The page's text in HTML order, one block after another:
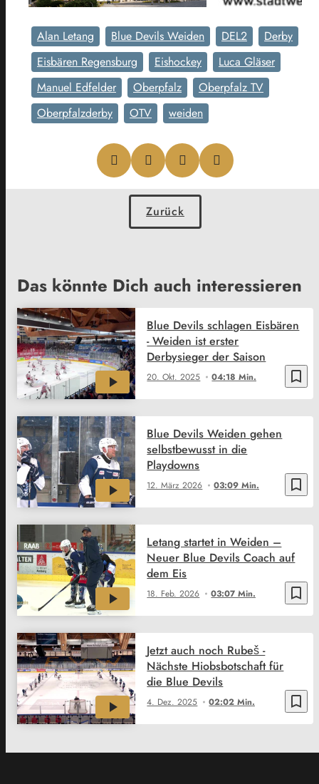
Alan Letang Blue Devils Weiden DEL2
Derby
Eisbären Regensburg
Eishockey
Luca Gläser
Manuel Edfelder
Oberpfalz
Oberpfalz TV
Oberpfalzderby
OTV weiden
Zurück
Das könnte Dich auch interessieren
bookmark_border
20. Okt. 2025 04:18 Min.
Blue Devils schlagen Eisbären
- Weiden ist erster
Derbysieger der Saison
bookmark_border
12. März 2026 03:09 Min.
Blue Devils Weiden gehen
selbstbewusst in die
Playdowns
bookmark_border
18. Feb. 2026 03:07 Min.
Letang startet in Weiden –
Neuer Blue Devils Coach auf
dem Eis
bookmark_border
4. Dez. 2025 02:02 Min.
Jetzt auch noch Rubeš -
Nächste Hiobsbotschaft für
die Blue Devils